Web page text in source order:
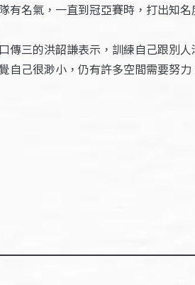
名氣，一直到冠亞賽時，打出知
三的洪韶謙表示，訓練自己跟別人
自己很渺小，仍有許多空間需要努